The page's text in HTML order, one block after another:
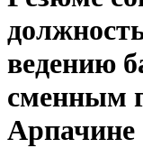
ведению
сменным
Арпачине